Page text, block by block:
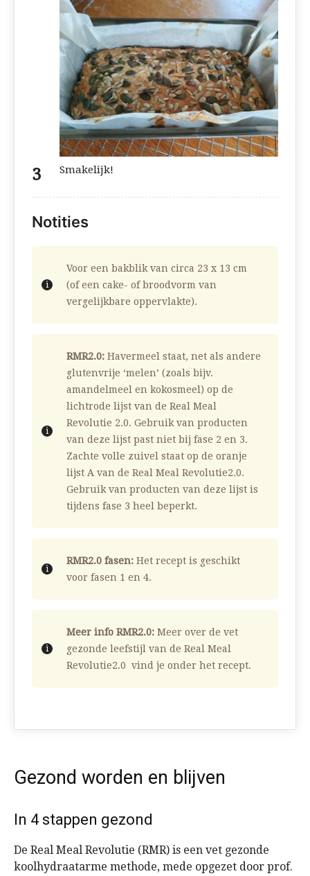
Smakelijk!
Notities
Voor een bakblik van circa 23 x 13 cm
(of een cake- of broodvorm van
vergelijkbare oppervlakte).
RMR2.0: Havermeel staat, net als andere
glutenvrije ‘melen’ (zoals bijv.
amandelmeel en kokosmeel) op de
lichtrode lijst van de Real Meal
Revolutie 2.0. Gebruik van producten
van deze lijst past niet bij fase 2 en 3.
Zachte volle zuivel staat op de oranje
lijst A van de Real Meal Revolutie2.0.
Gebruik van producten van deze lijst is
tijdens fase 3 heel beperkt.
RMR2.0 fasen: Het recept is geschikt
voor fasen 1 en 4.
Meer info RMR2.0: Meer over de vet
gezonde leefstijl van de Real Meal
Revolutie2.0 vind je onder het recept.
Gezond worden en blijven
In 4 stappen gezond
De Real Meal Revolutie (RMR) is een vet gezonde
koolhydraatarme methode, mede opgezet door prof.